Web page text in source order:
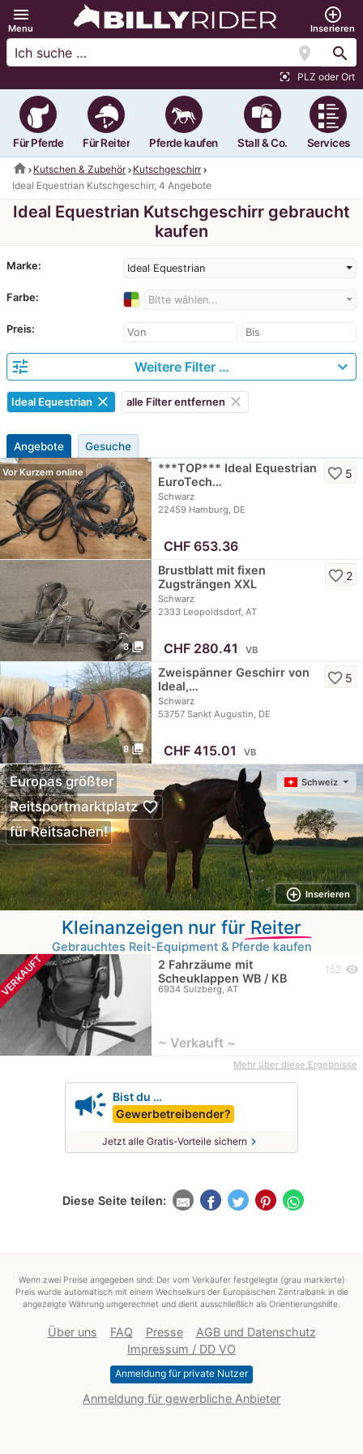
menu
Menu
add_circle_outline
Inserieren
location_on search
center_focus_strong PLZ oder Ort
Für Pferde Für Reiter Pferde kaufen Stall & Co. Services
home Kutschen & Zubehör
Kutschgeschirr
Ideal Equestrian Kutschgeschirr, 4 Angebote
Ideal Equestrian Kutschgeschirr gebraucht
kaufen
Marke: Ideal Equestrian
Farbe: Bitte wählen...
Preis:
tune Weitere Filter … expand_more
Ideal Equestrian clear alle Filter entfernen clear
Angebote Gesuche
Vor Kurzem online
***TOP*** Ideal Equestrian
EuroTech…
Schwarz
22459 Hamburg, DE
favorite_border 5
CHF 653.36
3 photo_library
Brustblatt mit fixen
Zugsträngen XXL
Schwarz
2333 Leopoldsdorf, AT
favorite_border 2
CHF 280.41 VB
8 photo_library
Zweispänner Geschirr von
Ideal,…
Schwarz
53757 Sankt Augustin, DE
favorite_border 5
CHF 415.01 VB
Schweiz
Europas größter
Reitsportmarktplatz favorite_border
für Reitsachen!
add_circle_outline Inserieren
Kleinanzeigen nur für Reiter
Gebrauchtes Reit-Equipment & Pferde kaufen
2 Fahrzäume mit
Scheuklappen WB / KB
6934 Sulzberg, AT
152 visibility
~ Verkauft ~
Mehr über diese Ergebnisse
campaign Bist du …
Gewerbetreibender?
Jetzt alle Gratis-Vorteile sichern chevron_right
Diese Seite teilen:
Wenn zwei Preise angegeben sind: Der vom Verkäufer festgelegte (grau markierte)
Preis wurde automatisch mit einem Wechselkurs der Europäischen Zentralbank in die
angezeigte Währung umgerechnet und dient ausschließlich als Orientierungshilfe.
Über uns FAQ Presse
AGB und Datenschutz
Impressum / DD VO
Anmeldung für private Nutzer
Anmeldung für gewerbliche Anbieter